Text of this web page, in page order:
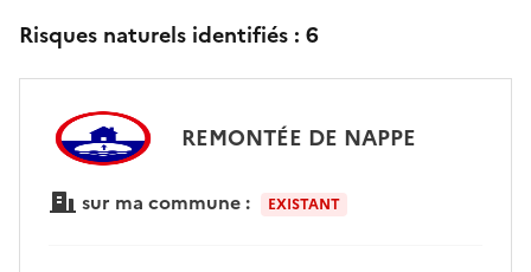
Risques naturels identifiés : 6
REMONTÉE DE NAPPE
sur ma commune : EXISTANT